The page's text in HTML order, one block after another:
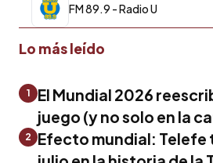
FM 89.9 - Radio U
Lo más leído
1
El Mundial 2026
juego (y no solo en la
2
Efecto mundial: Telefe